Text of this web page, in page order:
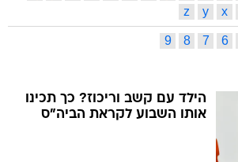
x
y
z
6
7
8
9
הילד עם קשב וריכוז? כך תכינו
אותו השבוע לקראת הביה"ס